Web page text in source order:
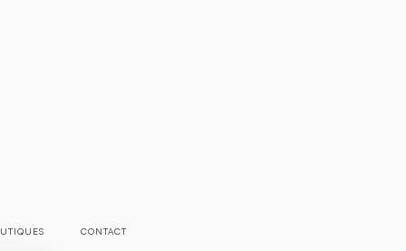
CONTACT